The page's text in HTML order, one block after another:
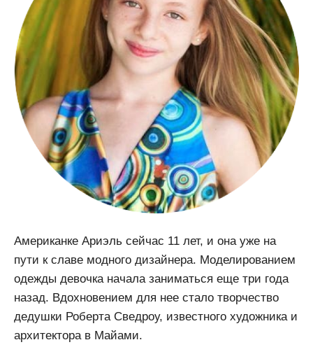
Американке Ариэль сейчас 11 лет, и она уже на
пути к славе модного дизайнера. Моделированием
одежды девочка начала заниматься еще три года
назад. Вдохновением для нее стало творчество
дедушки Роберта Сведроу, известного художника и
архитектора в Майами.